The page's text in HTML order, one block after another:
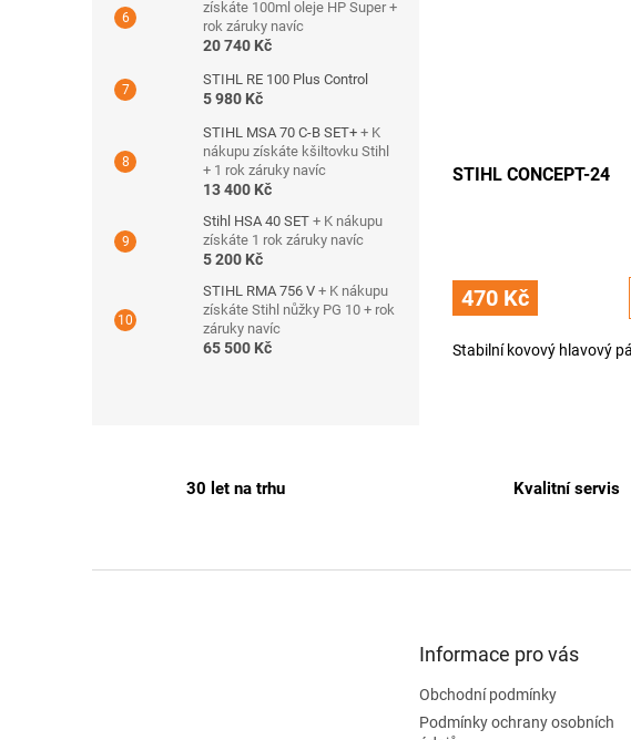
získáte 100ml oleje HP Super +
rok záruky navíc
20 740 Kč
STIHL RE 100 Plus Control
5 980 Kč
STIHL MSA 70 C-B SET+ + K
nákupu získáte kšiltovku Stihl
+ 1 rok záruky navíc
13 400 Kč
Stihl HSA 40 SET + K nákupu
získáte 1 rok záruky navíc
5 200 Kč
STIHL RMA 756 V + K nákupu
získáte Stihl nůžky PG 10 + rok
záruky navíc
65 500 Kč
STIHL CONCEPT-24
470 Kč
Stabilní kovový hlavový
30 let na trhu Kvalitní servis
Informace pro vás
Obchodní podmínky
Podmínky ochrany osobních